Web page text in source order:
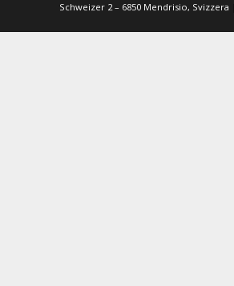
Schweizer 2 – 6850 Mendrisio, Svizzera |